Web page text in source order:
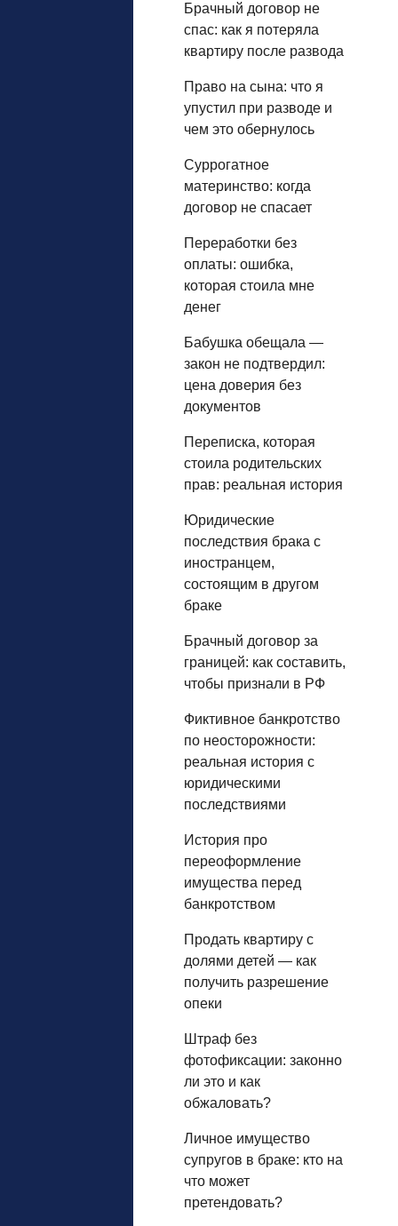
Брачный договор не
спас: как я потеряла
квартиру после развода
Право на сына: что я
упустил при разводе и
чем это обернулось
Суррогатное
материнство: когда
договор не спасает
Переработки без
оплаты: ошибка,
которая стоила мне
денег
Бабушка обещала —
закон не подтвердил:
цена доверия без
документов
Переписка, которая
стоила родительских
прав: реальная история
Юридические
последствия брака с
иностранцем,
состоящим в другом
браке
Брачный договор за
границей: как составить,
чтобы признали в РФ
Фиктивное банкротство
по неосторожности:
реальная история с
юридическими
последствиями
История про
переоформление
имущества перед
банкротством
Продать квартиру с
долями детей — как
получить разрешение
опеки
Штраф без
фотофиксации: законно
ли это и как
обжаловать?
Личное имущество
супругов в браке: кто на
что может
претендовать?